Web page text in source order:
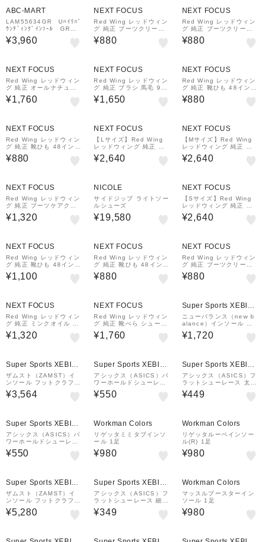
ABC-MART
LAM55634GR Uﾊｲﾘﾊﾞ
ｳﾝﾃﾞｨﾝｸﾞｲﾝｿｰﾙ GR 7
13057-0001
¥3,960
NEXT FOCUS
Red Wing レッドウィン
グ 純正 ブーツクリーム
97110 ニュートラル
¥880
NEXT FOCUS
Red Wing レッドウィン
グ 純正 ブーツクリーム
97111 ブラック
¥880
NEXT FOCUS
Red Wing レッドウィン
グ 純正 オールナチュラ
ル レザーコンディショナ
ー 97104
¥1,760
NEXT FOCUS
Red Wing レッドウィン
グ 純正 ブラシ 馬毛 971
06
¥1,650
NEXT FOCUS
Red Wing レッドウィン
グ 純正 靴ひも 48インチ
タスランレース 97157
ブラック
¥880
NEXT FOCUS
Red Wing レッドウィン
グ 純正 靴ひも 48インチ
タスランレース 97158
ブラック/ブラウン
¥880
NEXT FOCUS
【Lサイズ】Red Wing
レッドウィング 純正 イ
ンソール 中敷き シェイ
プドコンフォート フット
¥2,640
NEXT FOCUS
【Mサイズ】Red Wing
レッドウィング 純正 イ
ンソール 中敷き シェイ
プドコンフォート フット
¥2,640
NEXT FOCUS
Red Wing レッドウィン
グ 純正 ブーツケアクロ
ス 97195
¥1,320
NICOLE
サイドジップ ライトソー
ルシューズ
¥19,580
NEXT FOCUS
【Sサイズ】Red Wing
レッドウィング 純正 イ
ンソール 中敷き シェイ
プドコンフォート フット
¥2,640
NEXT FOCUS
Red Wing レッドウィン
グ 純正 靴ひも 48インチ
フラット ワックスドレー
ス 97155 ブラック
¥1,100
NEXT FOCUS
Red Wing レッドウィン
グ 純正 靴ひも 48インチ
タスランレース タン 97
150 ゴールド
¥880
NEXT FOCUS
Red Wing レッドウィン
グ 純正 ブーツクリーム
97098 オロラセット
¥880
NEXT FOCUS
Red Wing レッドウィン
グ 純正 ミンクオイル 97
105
¥1,320
NEXT FOCUS
Red Wing レッドウィン
グ 純正 靴べら シューホ
ーン 95187 アンティー
クブラス
¥1,760
Super Sports XEBIO
&mall店
ニューバランス（new b
alance）インソール 中
敷き サポーティブ リバ
ウンドインソール LAM3
¥1,720
Super Sports XEBIO
&mall店
ザムスト（ZAMST）イ
ンソール フットクラフト
スタンダード HIGH 高機
能中敷き
¥3,564
Super Sports XEBIO
&mall店
アシックス（ASICS）パ
ワーホールドシューレー
ス TXX121.90 靴ひも
黒 ブラック
¥550
Super Sports XEBIO
&mall店
アシックス（ASICS）フ
ラットシューレース 太タ
イプ TXX11723
¥449
Super Sports XEBIO
&mall店
アシックス（ASICS）パ
ワーホールドシューレー
ス TXX121.42 靴ひも
青 ブルー
¥550
Workman Colors
リゲッタミミタブインソ
ール 1足
¥980
Workman Colors
リゲッタルーペインソー
ル(R) 1足
¥980
Super Sports XEBIO
&mall店
ザムスト（ZAMST）イ
ンソール フットクラフト
スタンダード LOW 高機
能中敷き
¥5,280
Super Sports XEBIO
&mall店
アシックス（ASICS）フ
ラットシューレース 細タ
イプ TXX116.04
¥349
Workman Colors
マッスルブースターイン
ソール 1足
¥980